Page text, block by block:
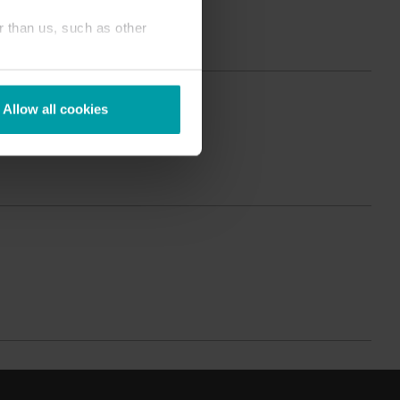
than us, such as other
Allow all cookies
all unseren innovativen Lösungen im